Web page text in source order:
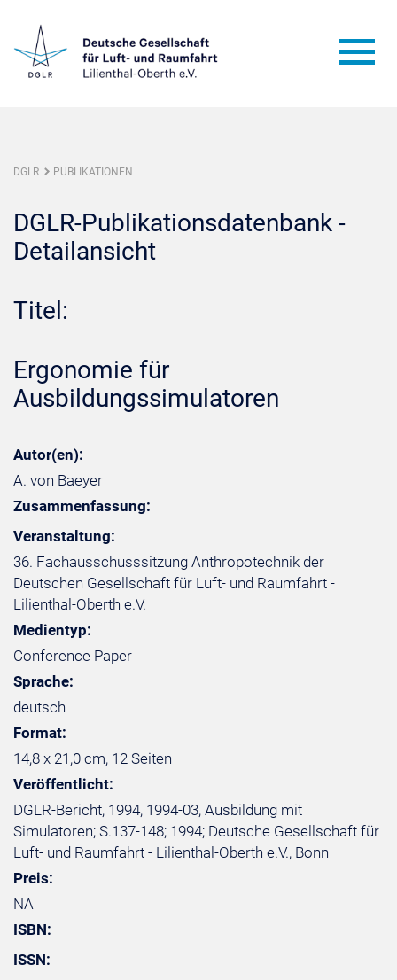
DGLR PUBLIKATIONEN
DGLR-Publikationsdatenbank -
Detailansicht
Titel:
Ergonomie für
Ausbildungssimulatoren
Autor(en):
A. von Baeyer
Zusammenfassung:
Veranstaltung:
36. Fachausschusssitzung Anthropotechnik der
Deutschen Gesellschaft für Luft- und Raumfahrt -
Lilienthal-Oberth e.V.
Medientyp:
Conference Paper
Sprache:
deutsch
Format:
14,8 x 21,0 cm, 12 Seiten
Veröffentlicht:
DGLR-Bericht, 1994, 1994-03, Ausbildung mit
Simulatoren; S.137-148; 1994; Deutsche Gesellschaft für
Luft- und Raumfahrt - Lilienthal-Oberth e.V., Bonn
Preis:
NA
ISBN:
ISSN: